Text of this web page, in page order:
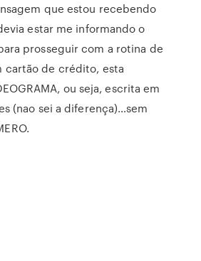
que estou recebendo
estar me informando o
prosseguir com a rotina de
cartão de crédito, esta
ou seja, escrita em
(nao sei a diferença)…sem